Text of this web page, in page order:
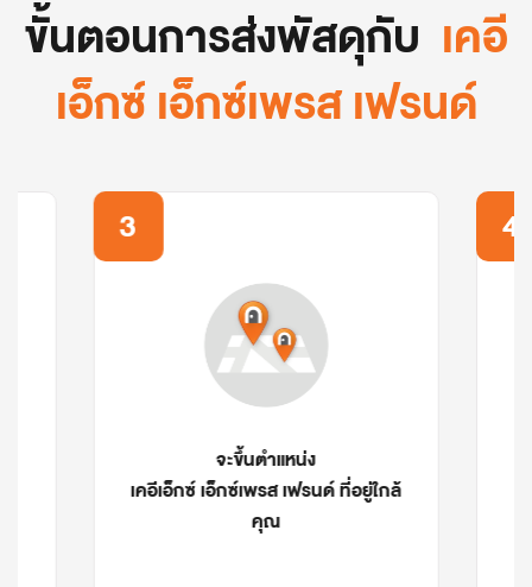
ขั้นตอนการส่งพัสดุกับ เคอี
เอ็กซ์ เอ็กซ์เพรส เฟรนด์
4
สามารถนำพัสดุไปส่ง
ได้ที่จุดฝากส่งใกล้คุณ
5